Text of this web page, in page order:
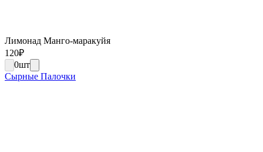
Лимонад Манго-маракуйя
120₽
0шт
Сырные Палочки